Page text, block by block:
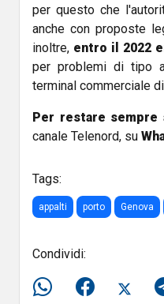
per questo che
anche con proposte
inoltre, entro il 2022
per problemi di tipo
terminal commerciale
Per restare sempre
canale Telenord, su
Tags:
appalti porto Genova
Condividi: